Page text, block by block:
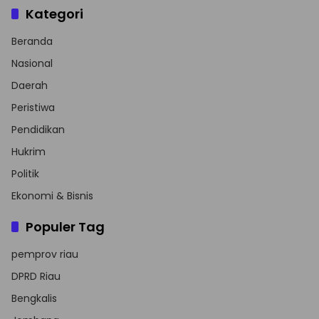
Kategori
Beranda
Nasional
Daerah
Peristiwa
Pendidikan
Hukrim
Politik
Ekonomi & Bisnis
Populer Tag
pemprov riau
DPRD Riau
Bengkalis